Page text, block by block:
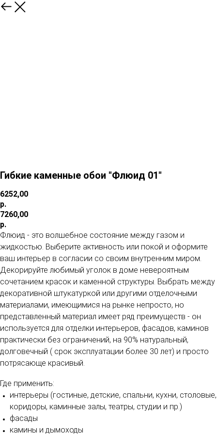
Гибкие каменные обои "Флюид 01"
6252,00
р.
7260,00
р.
Флюид - это волшебное состояние между газом и
жидкостью. Выберите активность или покой и оформите
ваш интерьер в согласии со своим внутренним миром.
Декорируйте любимый уголок в доме невероятным
сочетанием красок и каменной структуры. Выбрать между
декоративной штукатуркой или другими отделочными
материалами, имеющимися на рынке непросто, но
представленный материал имеет ряд преимуществ - он
используется для отделки интерьеров, фасадов, каминов
практически без ограничений, на 90% натуральный,
долговечный ( срок эксплуатации более 30 лет) и просто
потрясающе красивый.
Где применить:
интерьеры (гостиные, детские, спальни, кухни, столовые,
коридоры, каминные залы, театры, студии и пр.)
фасады
камины и дымоходы